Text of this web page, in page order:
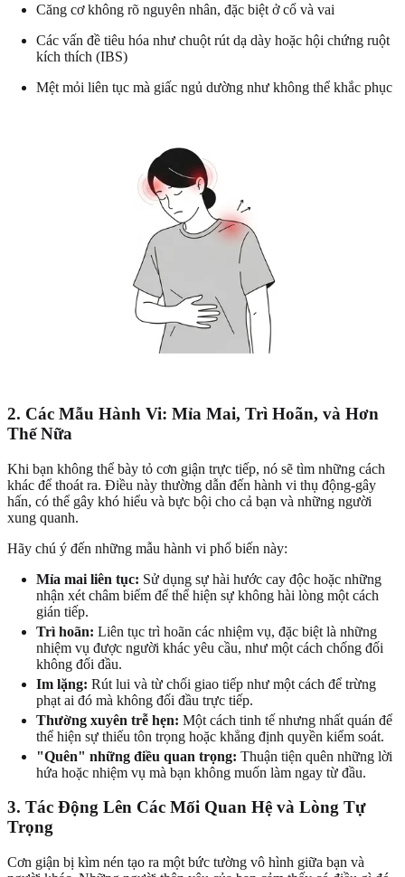
Căng cơ không rõ nguyên nhân, đặc biệt ở cổ và vai
Các vấn đề tiêu hóa như chuột rút dạ dày hoặc hội chứng ruột
kích thích (IBS)
Mệt mỏi liên tục mà giấc ngủ dường như không thể khắc phục
2. Các Mẫu Hành Vi: Mỉa Mai, Trì Hoãn, và Hơn
Thế Nữa
Khi bạn không thể bày tỏ cơn giận trực tiếp, nó sẽ tìm những cách
khác để thoát ra. Điều này thường dẫn đến hành vi thụ động-gây
hấn, có thể gây khó hiểu và bực bội cho cả bạn và những người
xung quanh.
Hãy chú ý đến những mẫu hành vi phổ biến này:
Mỉa mai liên tục: Sử dụng sự hài hước cay độc hoặc những
nhận xét châm biếm để thể hiện sự không hài lòng một cách
gián tiếp.
Trì hoãn: Liên tục trì hoãn các nhiệm vụ, đặc biệt là những
nhiệm vụ được người khác yêu cầu, như một cách chống đối
không đối đầu.
Im lặng: Rút lui và từ chối giao tiếp như một cách để trừng
phạt ai đó mà không đối đầu trực tiếp.
Thường xuyên trễ hẹn: Một cách tinh tế nhưng nhất quán để
thể hiện sự thiếu tôn trọng hoặc khẳng định quyền kiểm soát.
"Quên" những điều quan trọng: Thuận tiện quên những lời
hứa hoặc nhiệm vụ mà bạn không muốn làm ngay từ đầu.
3. Tác Động Lên Các Mối Quan Hệ và Lòng Tự
Trọng
Cơn giận bị kìm nén tạo ra một bức tường vô hình giữa bạn và